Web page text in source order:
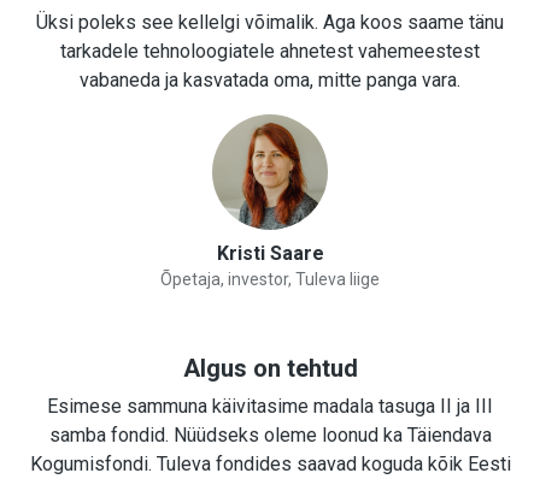
Üksi poleks see kellelgi võimalik. Aga koos saame tänu
tarkadele tehnoloogiatele ahnetest vahemeestest
vabaneda ja kasvatada oma, mitte panga vara.
Kristi Saare
Õpetaja, investor, Tuleva liige
Algus on tehtud
Esimese sammuna käivitasime madala tasuga II ja III
samba fondid. Nüüdseks oleme loonud ka Täiendava
Kogumisfondi. Tuleva fondides saavad koguda kõik Eesti